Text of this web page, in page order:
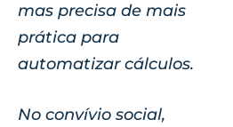
mas precisa de mais
prática para
automatizar cálculos.
No convívio social,